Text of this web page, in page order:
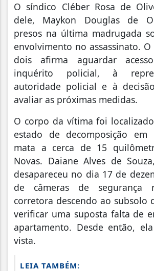
O síndico Cléber Rosa de
dele, Maykon Douglas de
presos na última madrugada
envolvimento no assassinato.
dois afirma aguardar
inquérito policial, à
autoridade policial e à
avaliar as próximas medidas.
O corpo da vítima foi
estado de decomposição
mata a cerca de 15
Novas. Daiane Alves de
desapareceu no dia 17 de
de câmeras de segurança
corretora descendo ao subsolo
verificar uma suposta falta de
apartamento. Desde então,
vista.
LEIA TAMBÉM: